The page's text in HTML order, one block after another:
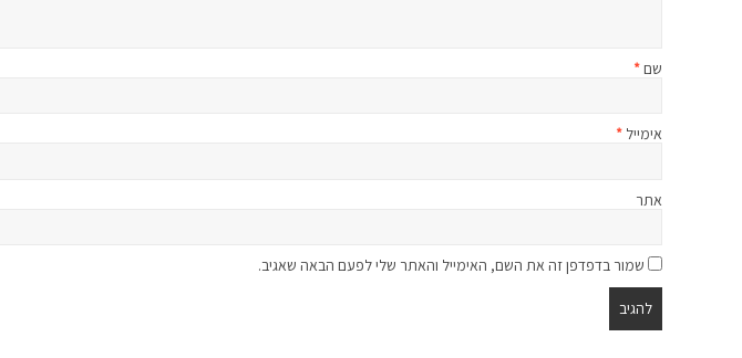
שם*
אימייל *
אתר
שמור בדפדפן זה את השם, האימייל והאתר שלי לפעם הבאה שאגיב.